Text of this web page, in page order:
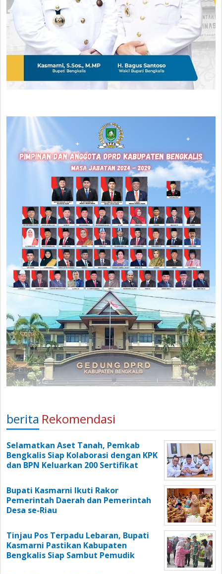
berita Rekomendasi
Selamatkan Aset Tanah, Pemkab
Bengkalis Siap Kolaborasi dengan KPK
dan BPN Keluarkan 200 Sertifikat
Bupati Kasmarni Ikuti Rakor
Pemerintah Daerah dan Pemerintah
Desa se-Riau
Tinjau Pos Terpadu Lebaran, Bupati
Kasmarni Pastikan Kabupaten
Bengkalis Siap Sambut Pemudik